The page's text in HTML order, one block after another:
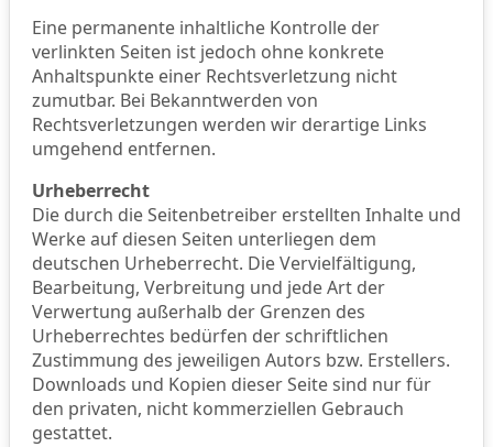
Eine permanente inhaltliche Kontrolle der
verlinkten Seiten ist jedoch ohne konkrete
Anhaltspunkte einer Rechtsverletzung nicht
zumutbar. Bei Bekanntwerden von
Rechtsverletzungen werden wir derartige Links
umgehend entfernen.
Urheberrecht
Die durch die Seitenbetreiber erstellten Inhalte und
Werke auf diesen Seiten unterliegen dem
deutschen Urheberrecht. Die Vervielfältigung,
Bearbeitung, Verbreitung und jede Art der
Verwertung außerhalb der Grenzen des
Urheberrechtes bedürfen der schriftlichen
Zustimmung des jeweiligen Autors bzw. Erstellers.
Downloads und Kopien dieser Seite sind nur für
den privaten, nicht kommerziellen Gebrauch
gestattet.